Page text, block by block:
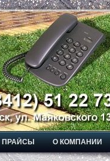
ПРАЙСЫ О КОМПАНИИ